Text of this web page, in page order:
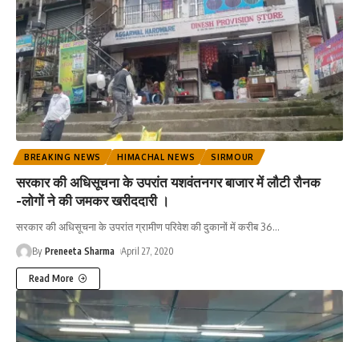
BREAKING NEWS HIMACHAL NEWS SIRMOUR
सरकार की अधिसूचना के उपरांत यशवंतनगर बाजार में लौटी रौनक
-लोगों ने की जमकर खरीददारी ।
सरकार की अधिसूचना के उपरांत ग्रामीण परिवेश की दुकानों में करीब 36…
By Preneeta Sharma April 27, 2020
Read More